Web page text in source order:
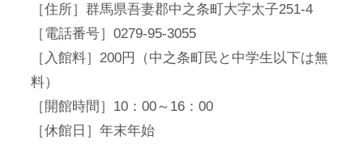
［住所］群馬県吾妻郡中之条町大字太子251-4
［電話番号］0279-95-3055
［入館料］200円（中之条町民と中学生以下は無
料）
［開館時間］10：00～16：00
［休館日］年末年始